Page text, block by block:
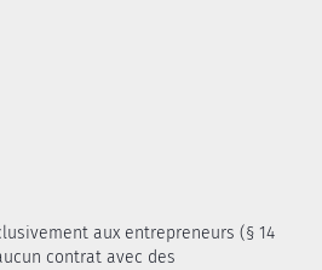
aux entrepreneurs (§ 14
contrat avec des